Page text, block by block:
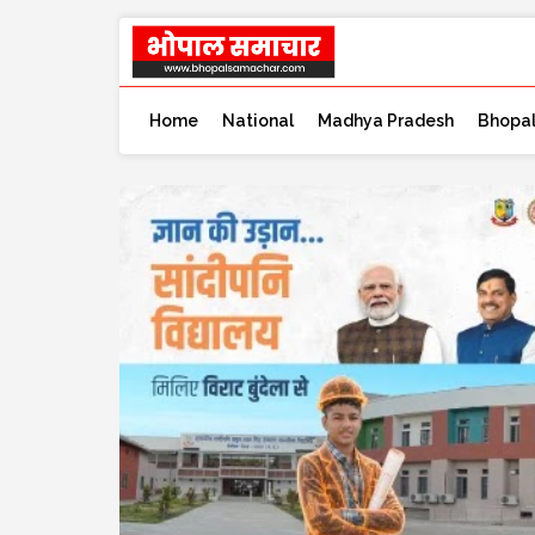
Home National Madhya Pradesh Bhopal